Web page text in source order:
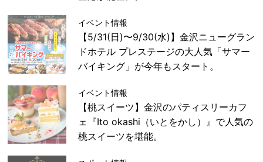
イベント情報
【5/31(日)〜9/30(水)】金沢ニューグラン
ドホテル プレステージの大人気「サマー
バイキング」が今年もスタート。
イベント情報
【桃スイーツ】金沢のパティスリーカフ
ェ『Ito okashi（いとをかし）』で人気の
桃スイーツを堪能。